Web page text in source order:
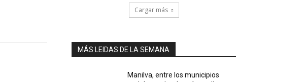
Cargar más
MÁS LEIDAS DE LA SEMANA
Manilva, entre los municipios